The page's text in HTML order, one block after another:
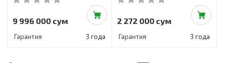
9 996 000 сум
Гарантия 3 года
2 272 000 сум
Гарантия 3 года